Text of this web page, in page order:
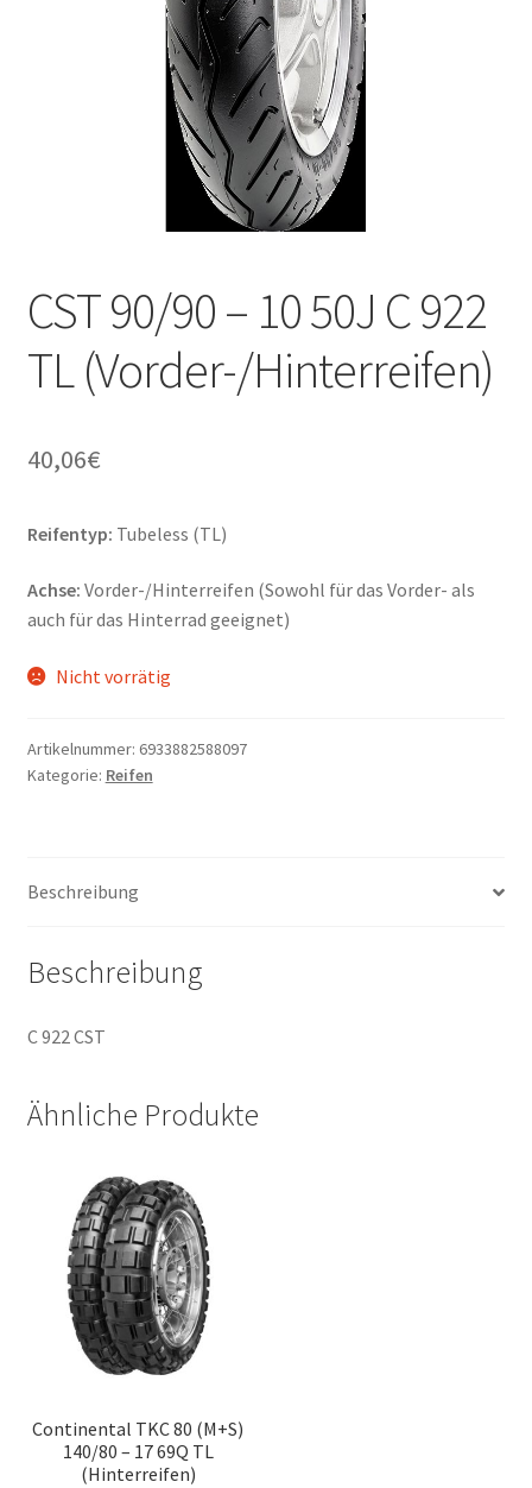
CST 90/90 – 10 50J C 922
TL (Vorder-/Hinterreifen)
40,06€
Reifentyp: Tubeless (TL)
Achse: Vorder-/Hinterreifen (Sowohl für das Vorder- als
auch für das Hinterrad geeignet)
Nicht vorrätig
Artikelnummer: 6933882588097
Kategorie: Reifen
Beschreibung
Beschreibung
C 922 CST
Ähnliche Produkte
Continental TKC 80 (M+S)
140/80 – 17 69Q TL
(Hinterreifen)